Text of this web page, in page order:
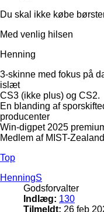
Du skal ikke købe
Med venlig hilsen
Henning
3-skinne med fokus på
islæt
CS3 (ikke plus) og CS2.
En blanding af
producenter
Win-digpet 2025
Medlem af MIST-Zealand
Top
HenningS
Godsforvalter
Indlæg: 130
Tilmeldt: 26 feb